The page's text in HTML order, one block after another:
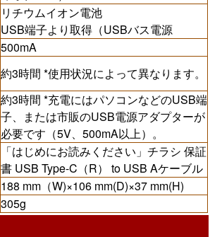
リチウムイオン電池
USB端子より取得（USBバス電源
500mA
約3時間 *使用状況によって異なります。
約3時間 *充電にはパソコンなどのUSB端
子、または市販のUSB電源アダプターが
必要です（5V、500mA以上）。
「はじめにお読みください」チラシ 保証
書 USB Type-C（R） to USB Aケーブル
188 mm（W)×106 mm(D)×37 mm(H)
305g